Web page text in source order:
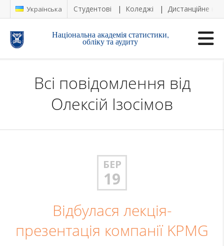
Українська Студентові Коледжі Дистанційне
Національна академія статистики,
обліку та аудиту
Всі повідомлення від
Олексій Ізосімов
БЕР
19
Відбулася лекція-
презентація компанії KPMG